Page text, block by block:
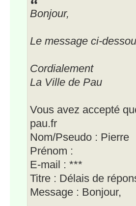
Bonjour,
Le message ci-
Cordialement
La Ville de Pau
Vous avez accepté
pau.fr
Nom/Pseudo : Pierre
Prénom :
E-mail : ***
Titre : Délais de
Message : Bonjour,